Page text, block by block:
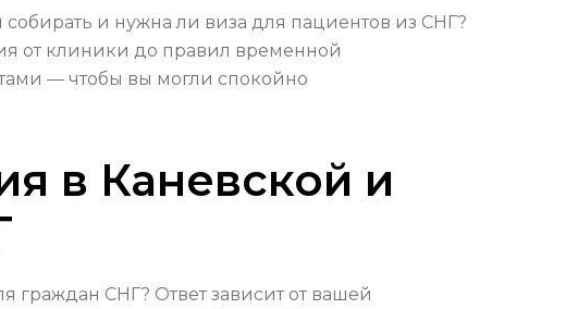
и нужна ли виза для пациентов из СНГ?
от клиники до правил временной
— чтобы вы могли спокойно
в Каневской и
граждан СНГ? Ответ зависит от вашей